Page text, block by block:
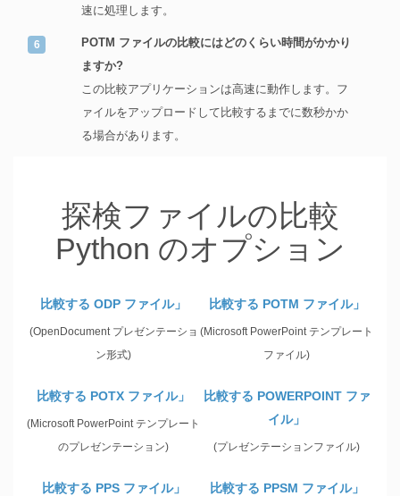
速に処理します。
POTM ファイルの比較にはどのくらい時間がかかり
ますか?
この比較アプリケーションは高速に動作します。フ
ァイルをアップロードして比較するまでに数秒かか
る場合があります。
探検ファイルの比較
Python のオプション
比較する ODP ファイル」
(OpenDocument プレゼンテーショ
ン形式)
比較する POTM ファイル」
(Microsoft PowerPoint テンプレート
ファイル)
比較する POTX ファイル」
(Microsoft PowerPoint テンプレート
のプレゼンテーション)
比較する POWERPOINT ファ
イル」
(プレゼンテーションファイル)
比較する PPS ファイル」 比較する PPSM ファイル」